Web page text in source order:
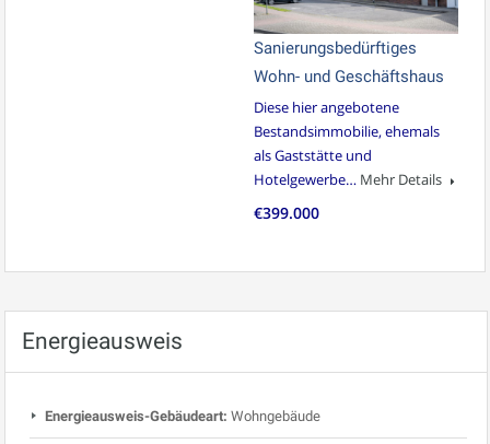
Sanierungsbedürftiges
Wohn- und Geschäftshaus
Diese hier angebotene
Bestandsimmobilie, ehemals
als Gaststätte und
Hotelgewerbe… Mehr Details
€399.000
Energieausweis
Energieausweis-Gebäudeart: Wohngebäude